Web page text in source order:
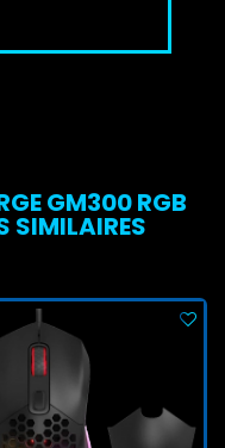
GM300 RGB
SIMILAIRES